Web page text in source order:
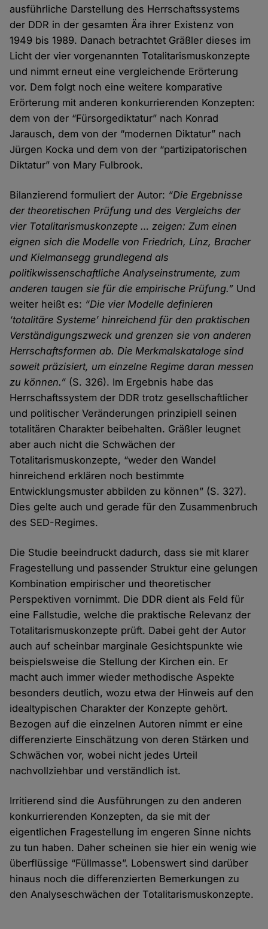
ausführliche Darstellung des Herrschaftssystems
der DDR in der gesamten Ära ihrer Existenz von
1949 bis 1989. Danach betrachtet Gräßler dieses im
Licht der vier vorgenannten Totalitarismuskonzepte
und nimmt erneut eine vergleichende Erörterung
vor. Dem folgt noch eine weitere komparative
Erörterung mit anderen konkurrierenden Konzepten:
dem von der “Fürsorgediktatur” nach Konrad
Jarausch, dem von der “modernen Diktatur” nach
Jürgen Kocka und dem von der “partizipatorischen
Diktatur” von Mary Fulbrook.
Bilanzierend formuliert der Autor: “Die Ergebnisse
der theoretischen Prüfung und des Vergleichs der
vier Totalitarismuskonzepte … zeigen: Zum einen
eignen sich die Modelle von Friedrich, Linz, Bracher
und Kielmansegg grundlegend als
politikwissenschaftliche Analyseinstrumente, zum
anderen taugen sie für die empirische Prüfung.” Und
weiter heißt es: “Die vier Modelle definieren
‘totalitäre Systeme’ hinreichend für den praktischen
Verständigungszweck und grenzen sie von anderen
Herrschaftsformen ab. Die Merkmalskataloge sind
soweit präzisiert, um einzelne Regime daran messen
zu können.” (S. 326). Im Ergebnis habe das
Herrschaftssystem der DDR trotz gesellschaftlicher
und politischer Veränderungen prinzipiell seinen
totalitären Charakter beibehalten. Gräßler leugnet
aber auch nicht die Schwächen der
Totalitarismuskonzepte, “weder den Wandel
hinreichend erklären noch bestimmte
Entwicklungsmuster abbilden zu können” (S. 327).
Dies gelte auch und gerade für den Zusammenbruch
des SED-Regimes.
Die Studie beeindruckt dadurch, dass sie mit klarer
Fragestellung und passender Struktur eine gelungen
Kombination empirischer und theoretischer
Perspektiven vornimmt. Die DDR dient als Feld für
eine Fallstudie, welche die praktische Relevanz der
Totalitarismuskonzepte prüft. Dabei geht der Autor
auch auf scheinbar marginale Gesichtspunkte wie
beispielsweise die Stellung der Kirchen ein. Er
macht auch immer wieder methodische Aspekte
besonders deutlich, wozu etwa der Hinweis auf den
idealtypischen Charakter der Konzepte gehört.
Bezogen auf die einzelnen Autoren nimmt er eine
differenzierte Einschätzung von deren Stärken und
Schwächen vor, wobei nicht jedes Urteil
nachvollziehbar und verständlich ist.
Irritierend sind die Ausführungen zu den anderen
konkurrierenden Konzepten, da sie mit der
eigentlichen Fragestellung im engeren Sinne nichts
zu tun haben. Daher scheinen sie hier ein wenig wie
überflüssige “Füllmasse”. Lobenswert sind darüber
hinaus noch die differenzierten Bemerkungen zu
den Analyseschwächen der Totalitarismuskonzepte.